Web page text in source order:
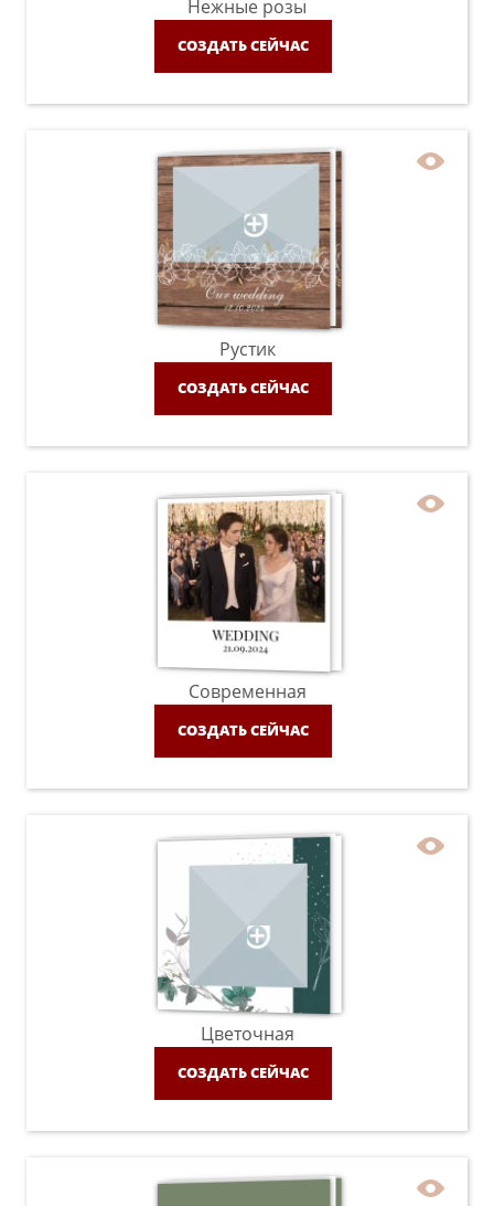
Нежные розы
СОЗДАТЬ СЕЙЧАС
Рустик
СОЗДАТЬ СЕЙЧАС
Современная
СОЗДАТЬ СЕЙЧАС
Цветочная
СОЗДАТЬ СЕЙЧАС